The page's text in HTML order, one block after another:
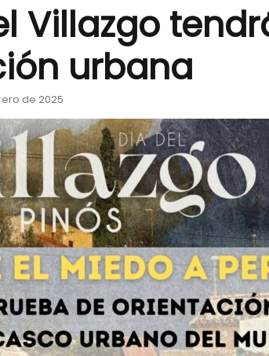
Villazgo
urbana
de 2025